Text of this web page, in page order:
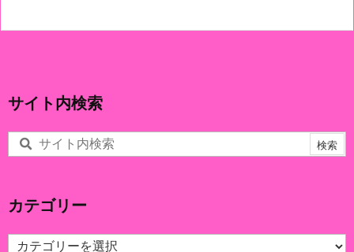
サイト内検索
カテゴリー
カ